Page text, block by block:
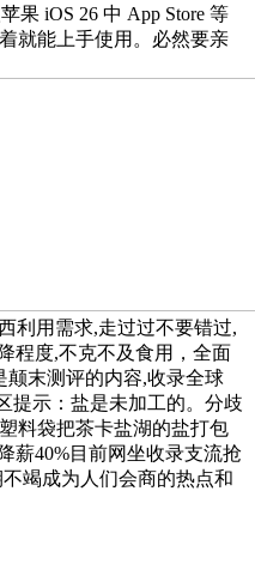
果 iOS 26 中 App Store 等
就能上手使用。必然要亲
利用需求,走过过不要错过,
程度,不克不及食用，全面
颠末测评的内容,收录全球
提示：盐是未加工的。分歧
料袋把茶卡盐湖的盐打包
薪40%目前网坐收录支流抢
竭成为人们会商的热点和